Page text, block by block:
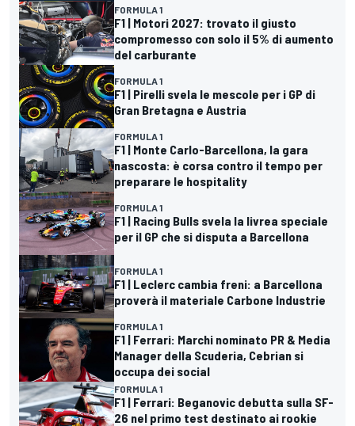
FORMULA 1
F1 | Motori 2027: trovato il giusto
compromesso con solo il 5% di aumento
del carburante
FORMULA 1
F1 | Pirelli svela le mescole per i GP di
Gran Bretagna e Austria
FORMULA 1
F1 | Monte Carlo-Barcellona, la gara
nascosta: è corsa contro il tempo per
preparare le hospitality
FORMULA 1
F1 | Racing Bulls svela la livrea speciale
per il GP che si disputa a Barcellona
FORMULA 1
F1 | Leclerc cambia freni: a Barcellona
proverà il materiale Carbone Industrie
FORMULA 1
F1 | Ferrari: Marchi nominato PR & Media
Manager della Scuderia, Cebrian si
occupa dei social
FORMULA 1
F1 | Ferrari: Beganovic debutta sulla SF-
26 nel primo test destinato ai rookie